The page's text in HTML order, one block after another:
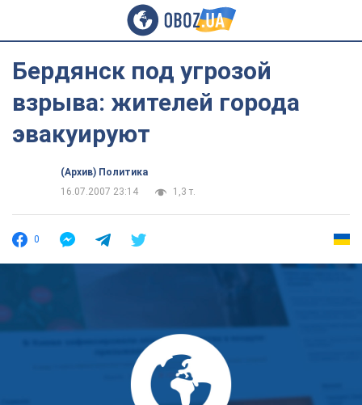
Бердянск под угрозой
взрыва: жителей города
эвакуируют
(Архив) Политика
16.07.2007 23:14
1,3 т.
0